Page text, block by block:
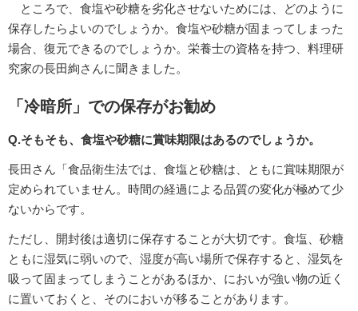
ところで、食塩や砂糖を劣化させないためには、どのように
保存したらよいのでしょうか。食塩や砂糖が固まってしまった
場合、復元できるのでしょうか。栄養士の資格を持つ、料理研
究家の長田絢さんに聞きました。
「冷暗所」での保存がお勧め
Q.そもそも、食塩や砂糖に賞味期限はあるのでしょうか。
長田さん「食品衛生法では、食塩と砂糖は、ともに賞味期限が
定められていません。時間の経過による品質の変化が極めて少
ないからです。
ただし、開封後は適切に保存することが大切です。食塩、砂糖
ともに湿気に弱いので、湿度が高い場所で保存すると、湿気を
吸って固まってしまうことがあるほか、においが強い物の近く
に置いておくと、そのにおいが移ることがあります。